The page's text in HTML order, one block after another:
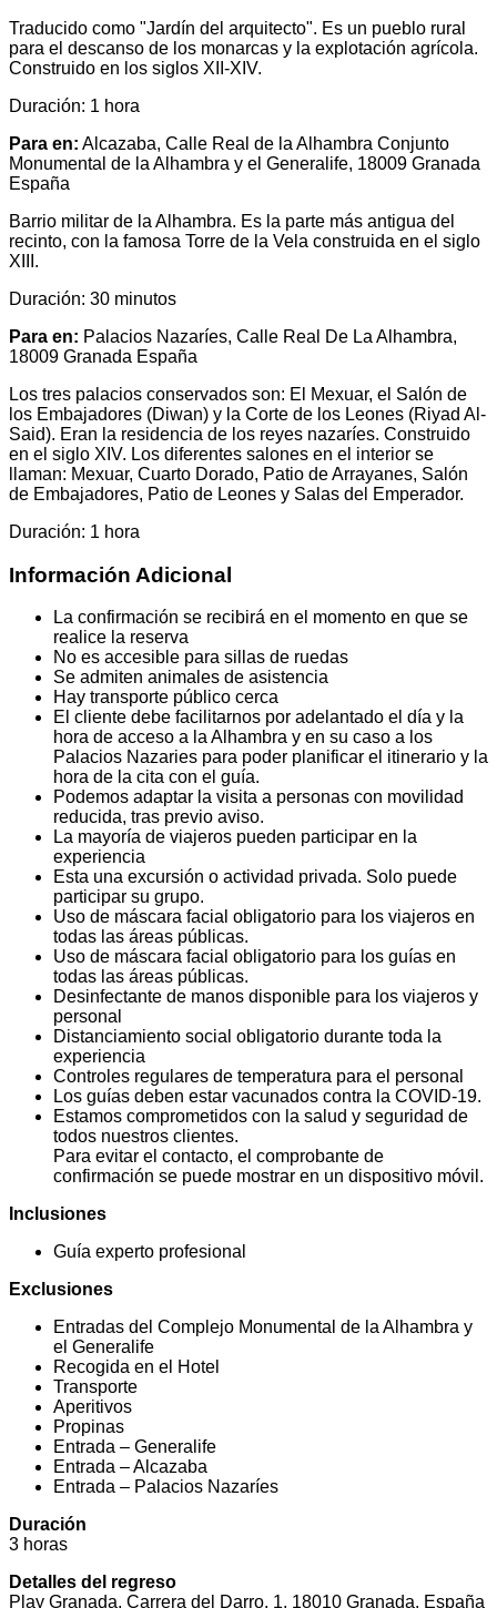
Traducido como "Jardín del arquitecto". Es un pueblo rural
para el descanso de los monarcas y la explotación agrícola.
Construido en los siglos XII-XIV.
Duración: 1 hora
Para en: Alcazaba, Calle Real de la Alhambra Conjunto
Monumental de la Alhambra y el Generalife, 18009 Granada
España
Barrio militar de la Alhambra. Es la parte más antigua del
recinto, con la famosa Torre de la Vela construida en el siglo
XIII.
Duración: 30 minutos
Para en: Palacios Nazaríes, Calle Real De La Alhambra,
18009 Granada España
Los tres palacios conservados son: El Mexuar, el Salón de
los Embajadores (Diwan) y la Corte de los Leones (Riyad Al-
Said). Eran la residencia de los reyes nazaríes. Construido
en el siglo XIV. Los diferentes salones en el interior se
llaman: Mexuar, Cuarto Dorado, Patio de Arrayanes, Salón
de Embajadores, Patio de Leones y Salas del Emperador.
Duración: 1 hora
Información Adicional
La confirmación se recibirá en el momento en que se
realice la reserva
No es accesible para sillas de ruedas
Se admiten animales de asistencia
Hay transporte público cerca
El cliente debe facilitarnos por adelantado el día y la
hora de acceso a la Alhambra y en su caso a los
Palacios Nazaries para poder planificar el itinerario y la
hora de la cita con el guía.
Podemos adaptar la visita a personas con movilidad
reducida, tras previo aviso.
La mayoría de viajeros pueden participar en la
experiencia
Esta una excursión o actividad privada. Solo puede
participar su grupo.
Uso de máscara facial obligatorio para los viajeros en
todas las áreas públicas.
Uso de máscara facial obligatorio para los guías en
todas las áreas públicas.
Desinfectante de manos disponible para los viajeros y
personal
Distanciamiento social obligatorio durante toda la
experiencia
Controles regulares de temperatura para el personal
Los guías deben estar vacunados contra la COVID-19.
Estamos comprometidos con la salud y seguridad de
todos nuestros clientes.
Para evitar el contacto, el comprobante de
confirmación se puede mostrar en un dispositivo móvil.
Inclusiones
Guía experto profesional
Exclusiones
Entradas del Complejo Monumental de la Alhambra y
el Generalife
Recogida en el Hotel
Transporte
Aperitivos
Propinas
Entrada – Generalife
Entrada – Alcazaba
Entrada – Palacios Nazaríes
Duración
3 horas
Detalles del regreso
Play Granada, Carrera del Darro, 1, 18010 Granada, España